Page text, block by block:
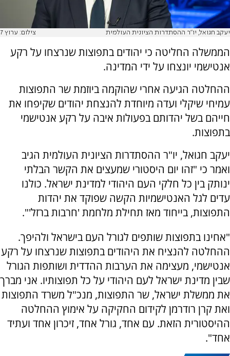
יעקב חגואל, יו"ר ההסתדרות הציונית העולמית צילום: ערוץ 7
הממשלה החליטה כי יהודים בתפוצות שנרצחו על רקע
אנטישמי יונצחו על ידי המדינה.
ההחלטה הגיעה אחרי שהוקמה ביוזמת שר התפוצות
עמיחי שיקלי ועדה מיוחדת להנצחת יהודים שקיפחו את
חייהם בשל יהדותם בפעולות איבה על רקע אנטישמי
בתפוצות.
יעקב חגואל, יו"ר ההסתדרות הציונית העולמית הגיב
ואמר כי "זהו יום היסטורי שמעצים את הקשר הבלתי
ינותק בין כל חלקי העם היהודי למדינת ישראל. כולנו
עדים לגל האנטישמיות הקשה שפוקד את יהדות
התפוצות, בייחוד מאז תחילת מלחמת 'חרבות ברזל'".
"אחינו בתפוצות שותפים לגורל העם בישראל ולהיפך.
ההחלטה להנציח את היהודים בתפוצות שנרצחו על רקע
אנטישמי, מעצימה את הערבות ההדדית ושותפות הגורל
שבין מדינת ישראל לעם היהודי על כל תפוצותיו. אני מברך
את ממשלת ישראל, שר התפוצות, מנכ"ל משרד התפוצות
ואת קרן רודרמן לקידום החקיקה על אימוץ ההחלטה
ההיסטורית הזאת. עם אחד, גורל אחד, זיכרון אחד ועתיד
אחד".